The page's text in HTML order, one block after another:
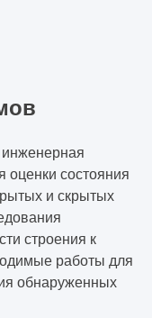
оценки состояния
и скрытых
строения к
работы для
обнаруженных